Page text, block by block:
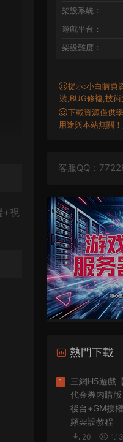
+視
架設系統：
遊戲平台：
架設難度：
提示:小白購買
裝,BUG修複,技
下載資源僅供
用途與本站無關
客服QQ：
熱門下載
1
三網H5遊戲
代金券内購
後台+GM授
頻架設教程
20